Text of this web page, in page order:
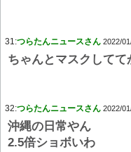
31:つらたんニュースさん 2022/
ちゃんとマスクして
32:つらたんニュースさん 2022/
沖縄の日常やん
2.5倍ショボいわ